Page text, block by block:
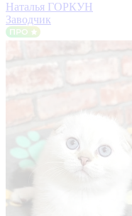
Наталья ГОРКУН
Заводчик